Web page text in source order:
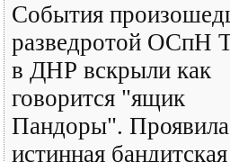
События
разведротой ОСпН
в ДНР вскрыли как
говорится "ящик
Пандоры".
истинная бандитская